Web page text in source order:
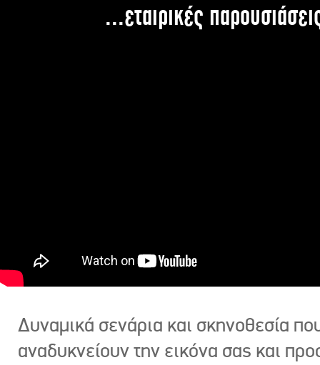
...εταιρικές
Δυναμικά σενάρια και σκηνοθεσία
αναδυκνείουν την εικόνα σας και